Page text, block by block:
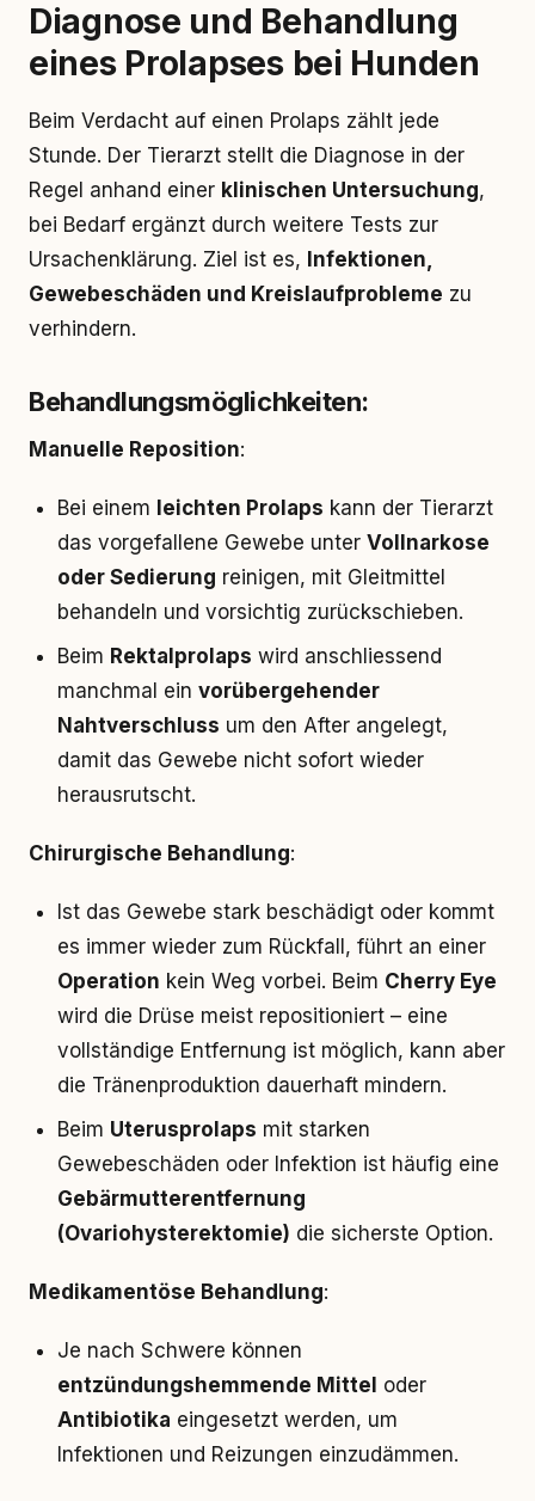
Diagnose und Behandlung
eines Prolapses bei Hunden
Beim Verdacht auf einen Prolaps zählt jede
Stunde. Der Tierarzt stellt die Diagnose in der
Regel anhand einer klinischen Untersuchung,
bei Bedarf ergänzt durch weitere Tests zur
Ursachenklärung. Ziel ist es, Infektionen,
Gewebeschäden und Kreislaufprobleme zu
verhindern.
Behandlungsmöglichkeiten:
Manuelle Reposition:
Bei einem leichten Prolaps kann der Tierarzt
das vorgefallene Gewebe unter Vollnarkose
oder Sedierung reinigen, mit Gleitmittel
behandeln und vorsichtig zurückschieben.
Beim Rektalprolaps wird anschliessend
manchmal ein vorübergehender
Nahtverschluss um den After angelegt,
damit das Gewebe nicht sofort wieder
herausrutscht.
Chirurgische Behandlung:
Ist das Gewebe stark beschädigt oder kommt
es immer wieder zum Rückfall, führt an einer
Operation kein Weg vorbei. Beim Cherry Eye
wird die Drüse meist repositioniert – eine
vollständige Entfernung ist möglich, kann aber
die Tränenproduktion dauerhaft mindern.
Beim Uterusprolaps mit starken
Gewebeschäden oder Infektion ist häufig eine
Gebärmutterentfernung
(Ovariohysterektomie) die sicherste Option.
Medikamentöse Behandlung:
Je nach Schwere können
entzündungshemmende Mittel oder
Antibiotika eingesetzt werden, um
Infektionen und Reizungen einzudämmen.